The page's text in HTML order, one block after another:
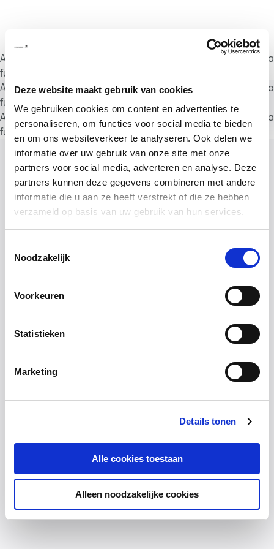
Deze website maakt gebruik van cookies
We gebruiken cookies om content en advertenties te
personaliseren, om functies voor social media te bieden
en om ons websiteverkeer te analyseren. Ook delen we
informatie over uw gebruik van onze site met onze
partners voor social media, adverteren en analyse. Deze
partners kunnen deze gegevens combineren met andere
informatie die u aan ze heeft verstrekt of die ze hebben
verzameld op basis van uw gebruik van hun services.
Noodzakelijk
Voorkeuren
Statistieken
Marketing
Details tonen
Alle cookies toestaan
Alleen noodzakelijke cookies
A rendering error occurred:
a.substring(...).replaceAll is not a
function
A rendering error occurred:a.substring(...).replaceAll is not a
function
A rendering error occurred:
a.substring(...).replaceAll is not a
function